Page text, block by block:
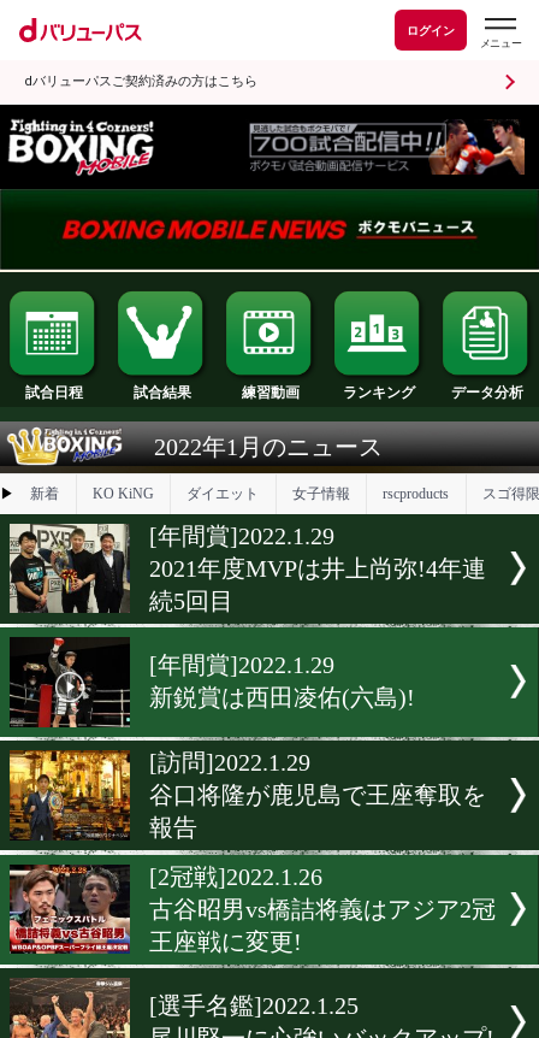
ログイン
dバリューパスご契約済みの方はこちら
試合日程 試合結果 練習動画 ランキング
2022年1月のニュース
▶ 新着 KO KiNG ダイエット
[年間賞]2022.1.29
2021年度MVPは井上尚弥!4
[年間賞]2022.1.29
新鋭賞は西田凌佑(六島)!
[訪問]2022.1.29
谷口将隆が鹿児島で王座奪
報告